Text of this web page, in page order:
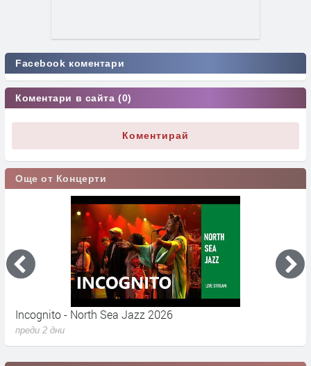
Facebook коментари
Коментари в сайта (0)
Коментирай
Още от Концерти
Incognito - North Sea Jazz 2026
преди 2 дни